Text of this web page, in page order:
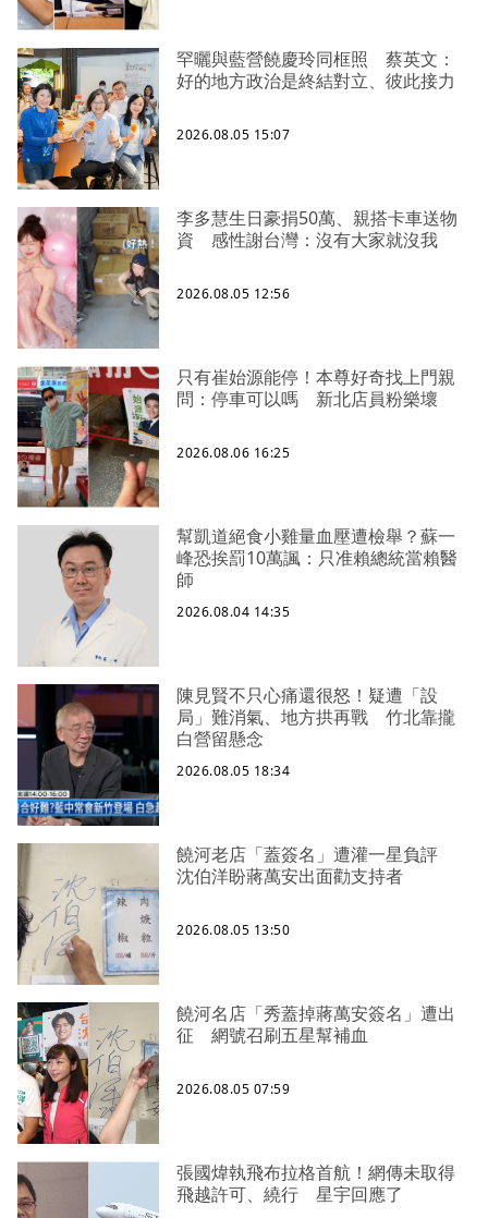
罕曬與藍營饒慶玲同框照 蔡英文：
好的地方政治是終結對立、彼此接力
2026.08.05 15:07
李多慧生日豪捐50萬、親搭卡車送物
資 感性謝台灣：沒有大家就沒我
2026.08.05 12:56
只有崔始源能停！本尊好奇找上門親
問：停車可以嗎 新北店員粉樂壞
2026.08.06 16:25
幫凱道絕食小雞量血壓遭檢舉？蘇一
峰恐挨罰10萬諷：只准賴總統當賴醫
師
2026.08.04 14:35
陳見賢不只心痛還很怒！疑遭「設
局」難消氣、地方拱再戰 竹北靠攏
白營留懸念
2026.08.05 18:34
饒河老店「蓋簽名」遭灌一星負評
沈伯洋盼蔣萬安出面勸支持者
2026.08.05 13:50
饒河名店「秀蓋掉蔣萬安簽名」遭出
征 網號召刷五星幫補血
2026.08.05 07:59
張國煒執飛布拉格首航！網傳未取得
飛越許可、繞行 星宇回應了